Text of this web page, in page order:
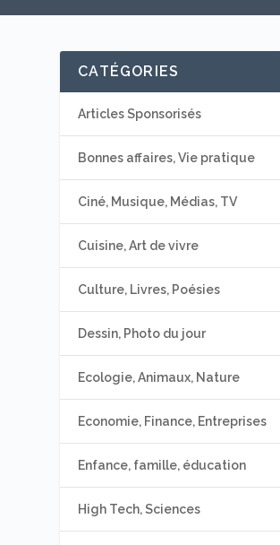
CATÉGORIES
Articles Sponsorisés
Bonnes affaires, Vie pratique
Ciné, Musique, Médias, TV
Cuisine, Art de vivre
Culture, Livres, Poésies
Dessin, Photo du jour
Ecologie, Animaux, Nature
Economie, Finance, Entreprises
Enfance, famille, éducation
High Tech, Sciences